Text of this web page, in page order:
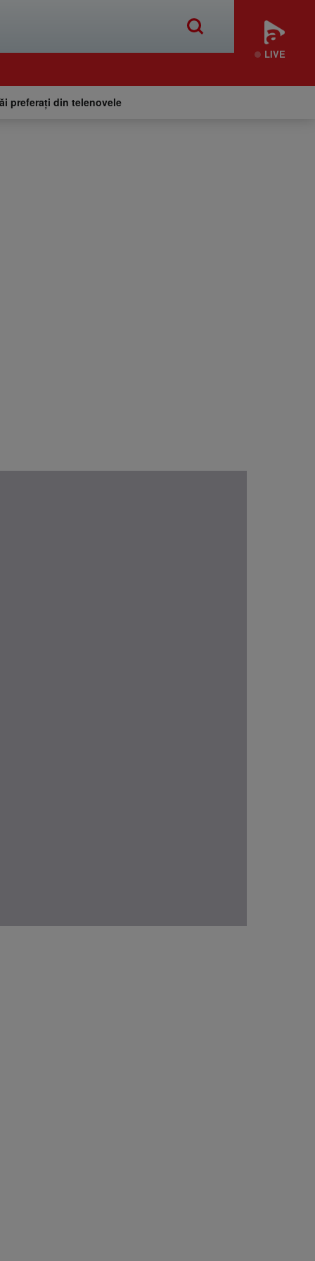
LIVE
preferați din telenovele